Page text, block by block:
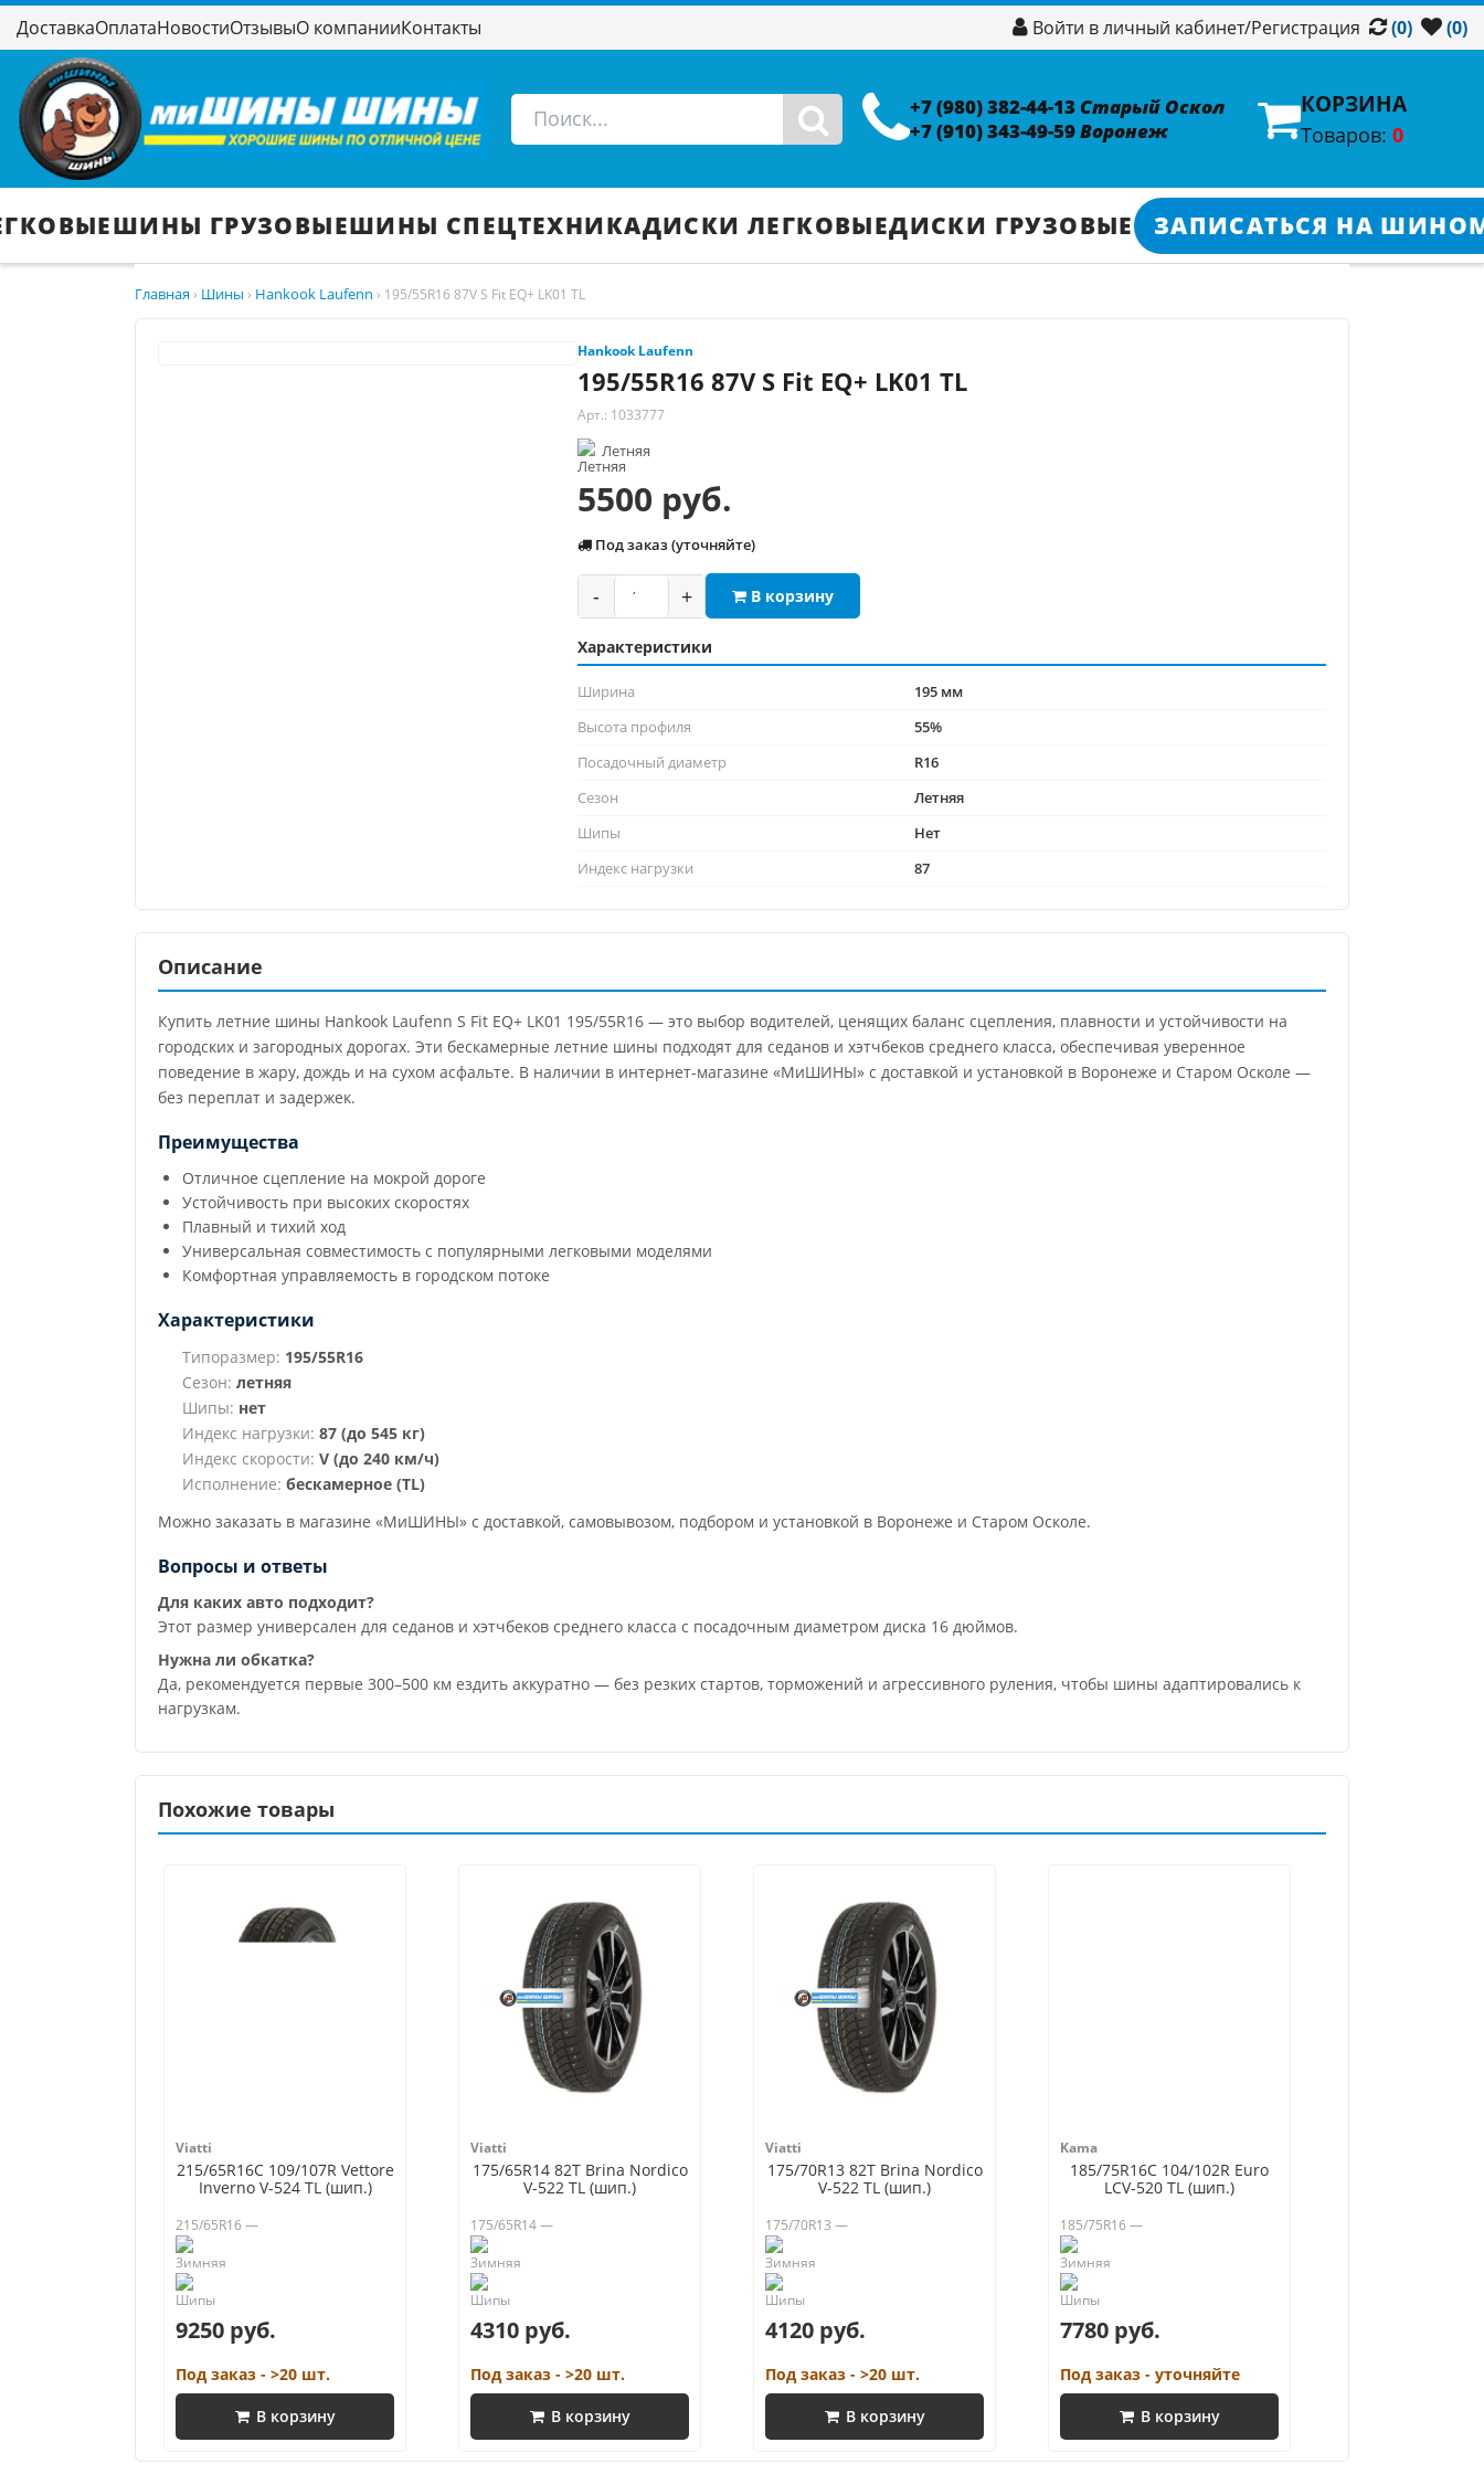
ДоставкаОплатаНовостиОтзывыО компанииКонтакты Войти в личный кабинет/Регистрация (0) (0)
+7 (980) 382-44-13 Старый Оскол
+7 (910) 343-49-59Воронеж
КОРЗИНА
Товаров: 0
ШИНЫ ГРУЗОВЫЕШИНЫ СПЕЦТЕХНИКАДИСКИ ЛЕГКОВЫЕДИСКИ ГРУЗОВЫЕ ЗАПИСАТЬСЯ НА
Главная › Шины › Hankook Laufenn › 195/55R16 87V S Fit EQ+ LK01 TL
Hankook Laufenn
195/55R16 87V S Fit EQ+ LK01 TL
Арт.: 1033777
Летняя
5500 руб.
Под заказ (уточняйте)
- + В корзину
Характеристики
Ширина
195 мм
Высота профиля
55%
Посадочный диаметр
R16
Сезон
Летняя
Шипы
Нет
Индекс нагрузки
87
Описание
Купить летние шины Hankook Laufenn S Fit EQ+ LK01 195/55R16 — это выбор водителей, ценящих баланс сцепления, плавности и устойчивости на
городских и загородных дорогах. Эти бескамерные летние шины подходят для седанов и хэтчбеков среднего класса, обеспечивая уверенное
поведение в жару, дождь и на сухом асфальте. В наличии в интернет-магазине «МиШИНЫ» с доставкой и установкой в Воронеже и Старом Осколе —
без переплат и задержек.
Преимущества
Отличное сцепление на мокрой дороге
Устойчивость при высоких скоростях
Плавный и тихий ход
Универсальная совместимость с популярными легковыми моделями
Комфортная управляемость в городском потоке
Характеристики
Типоразмер: 195/55R16
Сезон: летняя
Шипы: нет
Индекс нагрузки: 87 (до 545 кг)
Индекс скорости: V (до 240 км/ч)
Исполнение: бескамерное (TL)
Можно заказать в магазине «МиШИНЫ» с доставкой, самовывозом, подбором и установкой в Воронеже и Старом Осколе.
Вопросы и ответы
Для каких авто подходит?
Этот размер универсален для седанов и хэтчбеков среднего класса с посадочным диаметром диска 16 дюймов.
Нужна ли обкатка?
Да, рекомендуется первые 300–500 км ездить аккуратно — без резких стартов, торможений и агрессивного руления, чтобы шины адаптировались к
нагрузкам.
Похожие товары
Viatti
215/65R16C 109/107R Vettore
Inverno V-524 TL (шип.)
215/65R16 —
9250 руб.
Под заказ - >20 шт.
В корзину
Viatti
175/65R14 82T Brina Nordico
V-522 TL (шип.)
175/65R14 —
4310 руб.
Под заказ - >20 шт.
В корзину
Viatti
175/70R13 82T Brina Nordico
V-522 TL (шип.)
175/70R13 —
4120 руб.
Под заказ - >20 шт.
В корзину
Kama
185/75R16C 104/102R Euro
LCV-520 TL (шип.)
185/75R16 —
7780 руб.
Под заказ - уточняйте
В корзину